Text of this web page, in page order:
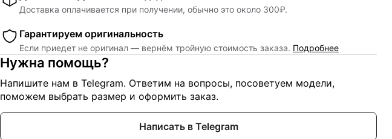
Доставка оплачивается при получении, обычно это около 300₽.
Гарантируем оригинальность
Если приедет не оригинал — вернём тройную стоимость заказа. Подробнее
Нужна помощь?
Напишите нам в Telegram. Ответим на вопросы, посоветуем модели,
поможем выбрать размер и оформить заказ.
Написать в Telegram